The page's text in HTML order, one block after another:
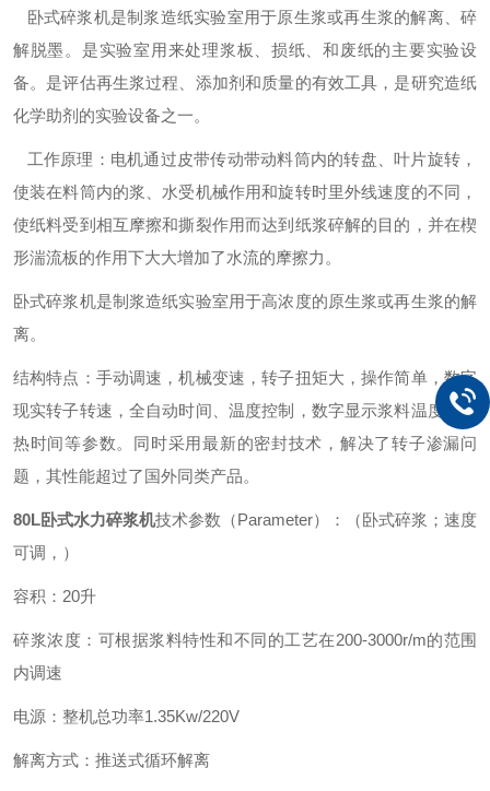
卧式碎浆机是制浆造纸实验室用于原生浆或再生浆的解离、碎
解脱墨。是实验室用来处理浆板、损纸、和废纸的主要实验设
备。是评估再生浆过程、添加剂和质量的有效工具，是研究造纸
化学助剂的实验设备之一。
工作原理：电机通过皮带传动带动料筒内的转盘、叶片旋转，
使装在料筒内的浆、水受机械作用和旋转时里外线速度的不同，
使纸料受到相互摩擦和撕裂作用而达到纸浆碎解的目的，并在楔
形湍流板的作用下大大增加了水流的摩擦力。
卧式碎浆机是制浆造纸实验室用于高浓度的原生浆或再生浆的解
离。
结构特点：手动调速，机械变速，转子扭矩大，操作简单，数字
现实转子转速，全自动时间、温度控制，数字显示浆料温度及加
热时间等参数。同时采用最新的密封技术，解决了转子渗漏问
题，其性能超过了国外同类产品。
80L卧式水力碎浆机技术参数（Parameter）：（卧式碎浆；速度
可调，）
容积：20升
碎浆浓度：可根据浆料特性和不同的工艺在200-3000r/m的范围
内调速
电源：整机总功率1.35Kw/220V
解离方式：推送式循环解离